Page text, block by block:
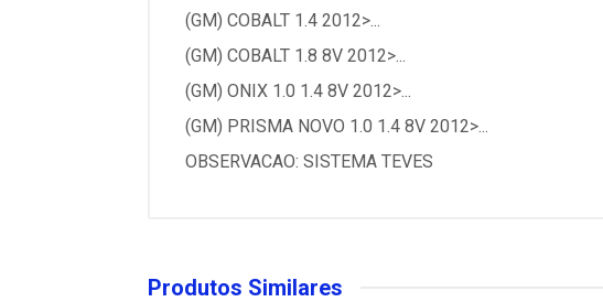
(GM) COBALT 1.4 2012>...
(GM) COBALT 1.8 8V 2012>...
(GM) ONIX 1.0 1.4 8V 2012>...
(GM) PRISMA NOVO 1.0 1.4 8V 2012>...
OBSERVACAO: SISTEMA TEVES
Produtos Similares